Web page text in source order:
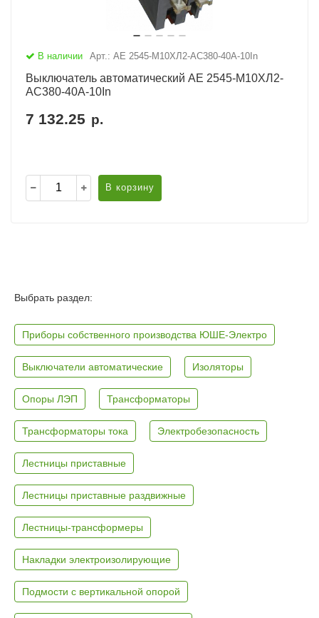
В наличии Арт.: АЕ 2545-М10ХЛ2-AC380-40А-10In
Выключатель автоматический АЕ 2545-М10ХЛ2-
AC380-40А-10In
7 132.25 р.
В корзину
Выбрать раздел:
Приборы собственного производства ЮШЕ-Электро
Выключатели автоматические Изоляторы
Опоры ЛЭП Трансформаторы
Трансформаторы тока Электробезопасность
Лестницы приставные
Лестницы приставные раздвижные
Лестницы-трансформеры
Накладки электроизолирующие
Подмости с вертикальной опорой